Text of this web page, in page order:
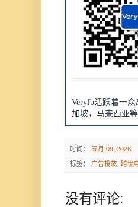
Veryfb活跃着一众
加坡，马来西亚
时间： 五月 09, 2026
标签： 广告投放 跨境
没有评论: